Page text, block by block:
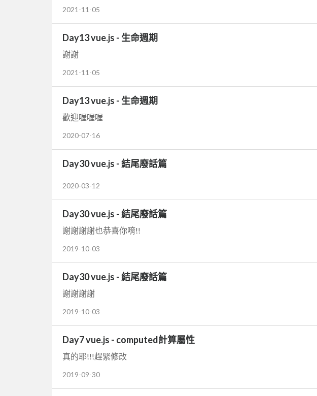
2021-11-05
Day13 vue.js - 生命週期
謝謝
2021-11-05
Day13 vue.js - 生命週期
歡迎喔喔喔
2020-07-16
Day30 vue.js - 結尾廢話篇
2020-03-12
Day30 vue.js - 結尾廢話篇
謝謝謝謝也恭喜你唷!!
2019-10-03
Day30 vue.js - 結尾廢話篇
謝謝謝謝
2019-10-03
Day7 vue.js - computed計算屬性
真的耶!!!趕緊修改
2019-09-30